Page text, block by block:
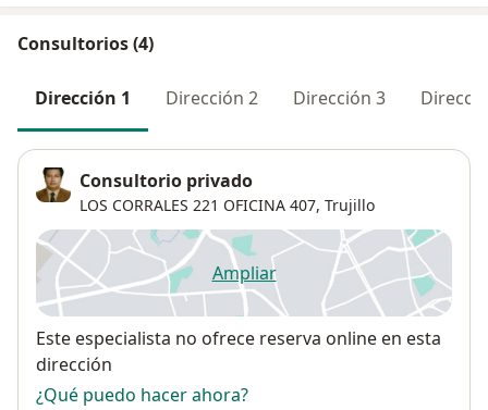
Consultorios (4)
Dirección 1 Dirección 2 Dirección 3
Consultorio privado
LOS CORRALES 221 OFICINA 407, Trujillo
Ampliarse abre en una nueva
Disponibilidad
Este especialista no ofrece reserva online en esta
dirección
¿Qué puedo hacer ahora?